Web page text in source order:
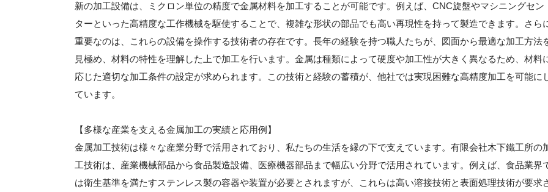
新の加工設備は、ミクロン単位の精度で金属材料を加工することが可能です。例えば、CNC旋盤やマシニングセン
ターといった高精度な工作機械を駆使することで、複雑な形状の部品でも高い再現性を持って製造できます。さら
重要なのは、これらの設備を操作する技術者の存在です。長年の経験を持つ職人たちが、図面から最適な加工方法
見極め、材料の特性を理解した上で加工を行います。金属は種類によって硬度や加工性が大きく異なるため、材料
応じた適切な加工条件の設定が求められます。この技術と経験の蓄積が、他社では実現困難な高精度加工を可能に
ています。
【多様な産業を支える金属加工の実績と応用例】
金属加工技術は様々な産業分野で活用されており、私たちの生活を縁の下で支えています。有限会社木下鐵工所の
工技術は、産業機械部品から食品製造設備、医療機器部品まで幅広い分野で活用されています。例えば、食品業界
は衛生基準を満たすステンレス製の容器や装置が必要とされますが、これらは高い溶接技術と表面処理技術が要求